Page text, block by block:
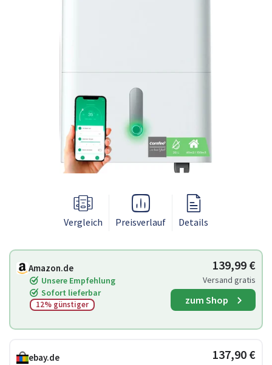
Vergleich Preisverlauf Details
Amazon.de
Unsere Empfehlung
Sofort lieferbar
12% günstiger
139,99 €
Versand gratis
zum Shop
ebay.de 137,90 €